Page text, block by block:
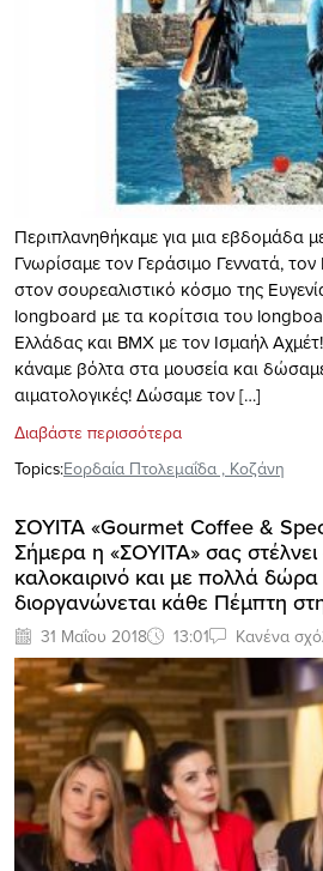
Περιπλανηθήκαμε για μια εβδομάδα
Γνωρίσαμε τον Γεράσιμο Γεννατά,
στον σουρεαλιστικό κόσμο της
longboard με τα κορίτσια του
Ελλάδας και BMX με τον Ισμαήλ
κάναμε βόλτα στα μουσεία και
αιματολογικές! Δώσαμε τον […]
Διαβάστε περισσότερα
Topics:Εορδαία Πτολεμαΐδα , Κοζάνη
ΣΟΥΙΤΑ «Gourmet Coffee &
Σήμερα η «ΣΟΥΙΤΑ» σας
καλοκαιρινό και με πολλά
διοργανώνεται κάθε Πέμπτη
31 Μαΐου 2018 13:01 Κανένα